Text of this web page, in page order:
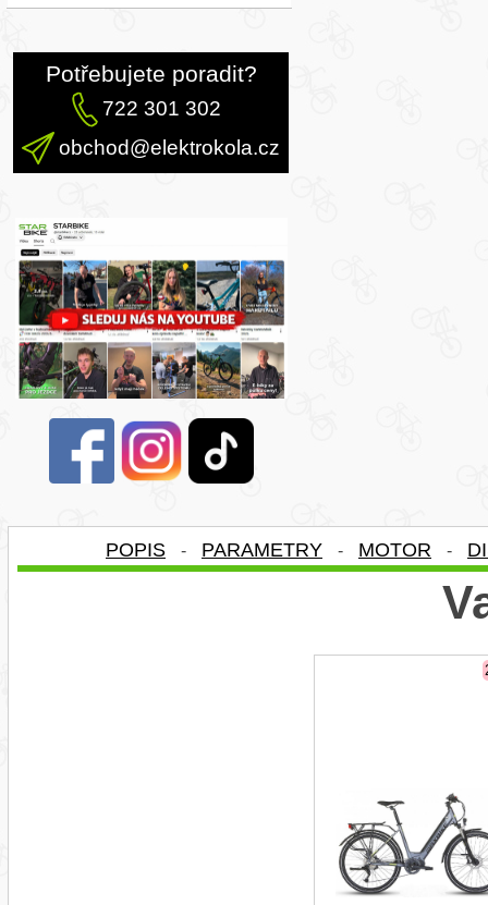
Potřebujete poradit?
722 301 302
obchod@elektrokola.cz
POPIS - PARAMETRY - MOTOR -